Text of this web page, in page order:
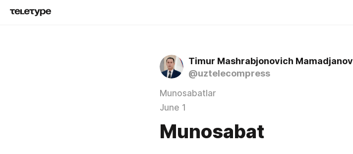
Timur Mashrabjonovich Mamadjanov
@uztelecompress
Munosabatlar
June 1
Munosabat